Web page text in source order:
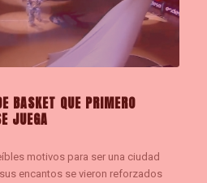
BASKET QUE PRIMERO
JUEGA
motivos para ser una ciudad
encantos se vieron reforzados